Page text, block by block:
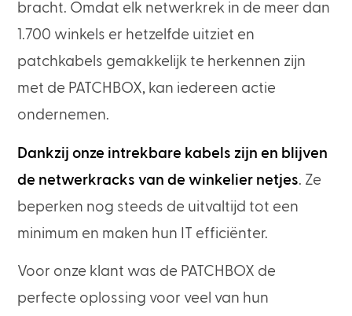
bracht. Omdat elk netwerkrek in de meer dan
1.700 winkels er hetzelfde uitziet en
patchkabels gemakkelijk te herkennen zijn
met de PATCHBOX, kan iedereen actie
ondernemen.
Dankzij onze intrekbare kabels zijn en blijven
de netwerkracks van de winkelier netjes. Ze
beperken nog steeds de uitvaltijd tot een
minimum en maken hun IT efficiënter.
Voor onze klant was de PATCHBOX de
perfecte oplossing voor veel van hun